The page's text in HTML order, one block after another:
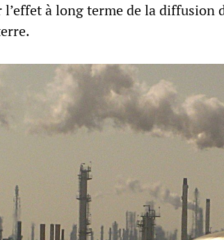
à long terme de la diffusion